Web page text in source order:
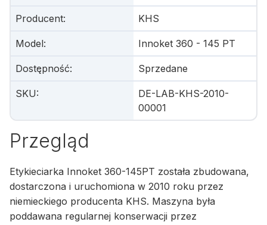
Producent: KHS
Model: Innoket 360 - 145 PT
Dostępność: Sprzedane
SKU:
DE-LAB-KHS-2010-
00001
Przegląd
Etykieciarka Innoket 360-145PT została zbudowana,
dostarczona i uruchomiona w 2010 roku przez
niemieckiego producenta KHS. Maszyna była
poddawana regularnej konserwacji przez